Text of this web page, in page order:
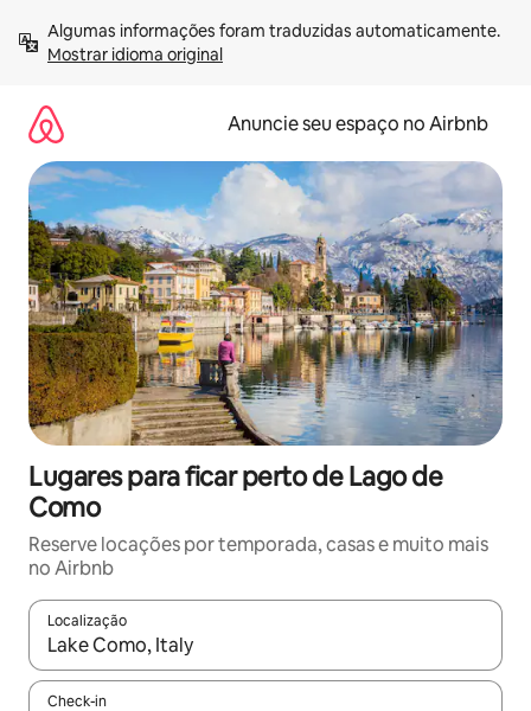
para
Mostrar idioma original
Anuncie seu espaço no Airbnb
Lugares para ficar perto de Lago de
Como
Reserve locações por temporada, casas e muito mais
no Airbnb
Localização
Quando os resultados estiverem disponíveis, explore-os
Check-in